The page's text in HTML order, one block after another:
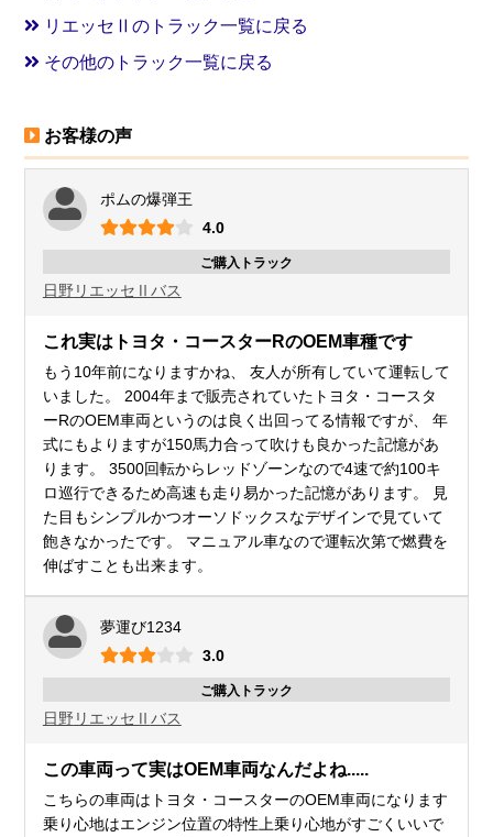
リエッセⅡのトラック一覧に戻る
その他のトラック一覧に戻る
お客様の声
ポムの爆弾王
4.0
ご購入トラック
日野 リエッセⅡ バス
これ実はトヨタ・コースターRのOEM車種です
もう10年前になりますかね、 友人が所有していて運転して
いました。 2004年まで販売されていたトヨタ・コースタ
ーRのOEM車両というのは良く出回ってる情報ですが、 年
式にもよりますが150馬力合って吹けも良かった記憶があ
ります。 3500回転からレッドゾーンなので4速で約100キ
ロ巡行できるため高速も走り易かった記憶があります。 見
た目もシンプルかつオーソドックスなデザインで見ていて
飽きなかったです。 マニュアル車なので運転次第で燃費を
伸ばすことも出来ます。
夢運び1234
3.0
ご購入トラック
日野 リエッセⅡ バス
この車両って実はOEM車両なんだよね.....
こちらの車両はトヨタ・コースターのOEM車両になります
乗り心地はエンジン位置の特性上乗り心地がすごくいいで